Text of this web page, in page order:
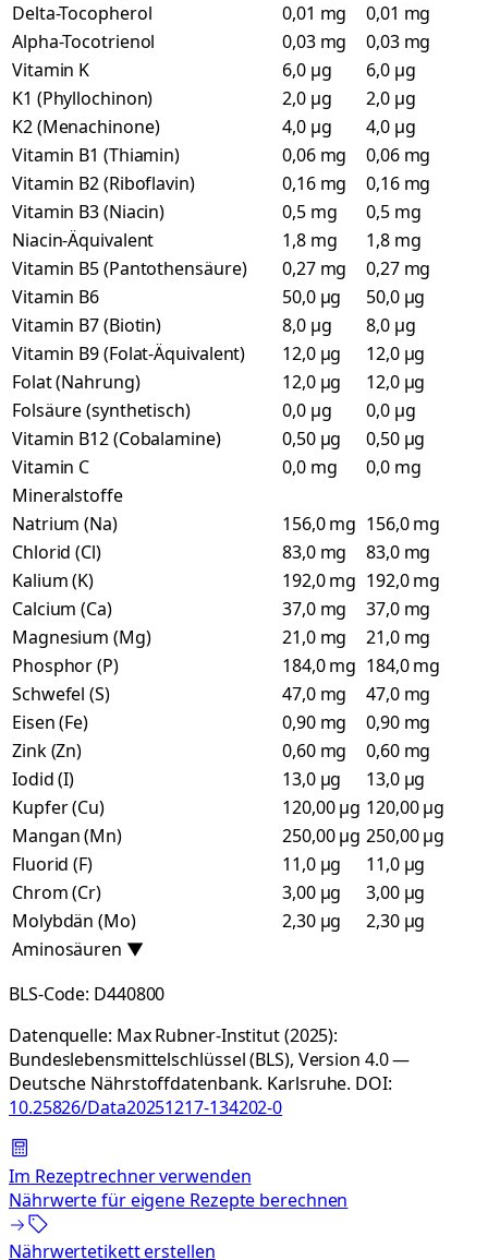
Delta-Tocopherol
0,01 mg
0,01 mg
Alpha-Tocotrienol
0,03 mg
0,03 mg
Vitamin K
6,0 µg
6,0 µg
K1 (Phyllochinon)
2,0 µg
2,0 µg
K2 (Menachinone)
4,0 µg
4,0 µg
Vitamin B1 (Thiamin)
0,06 mg
0,06 mg
Vitamin B2 (Riboflavin)
0,16 mg
0,16 mg
Vitamin B3 (Niacin)
0,5 mg
0,5 mg
Niacin-Äquivalent
1,8 mg
1,8 mg
Vitamin B5 (Pantothensäure)
0,27 mg
0,27 mg
Vitamin B6
50,0 µg
50,0 µg
Vitamin B7 (Biotin)
8,0 µg
8,0 µg
Vitamin B9 (Folat-Äquivalent)
12,0 µg
12,0 µg
Folat (Nahrung)
12,0 µg
12,0 µg
Folsäure (synthetisch)
0,0 µg
0,0 µg
Vitamin B12 (Cobalamine)
0,50 µg
0,50 µg
Vitamin C
0,0 mg
0,0 mg
Mineralstoffe
Natrium (Na)
156,0 mg 156,0 mg
Chlorid (Cl)
83,0 mg
83,0 mg
Kalium (K)
192,0 mg 192,0 mg
Calcium (Ca)
37,0 mg
37,0 mg
Magnesium (Mg)
21,0 mg
21,0 mg
Phosphor (P)
184,0 mg 184,0 mg
Schwefel (S)
47,0 mg
47,0 mg
Eisen (Fe)
0,90 mg
0,90 mg
Zink (Zn)
0,60 mg
0,60 mg
Iodid (I)
13,0 µg
13,0 µg
Kupfer (Cu)
120,00 µg 120,00 µg
Mangan (Mn)
250,00 µg 250,00 µg
Fluorid (F)
11,0 µg
11,0 µg
Chrom (Cr)
3,00 µg
3,00 µg
Molybdän (Mo)
2,30 µg
2,30 µg
Aminosäuren ▼
BLS-Code: D440800
Datenquelle: Max Rubner-Institut (2025):
Bundeslebensmittelschlüssel (BLS), Version 4.0 —
Deutsche Nährstoffdatenbank. Karlsruhe. DOI:
10.25826/Data20251217-134202-0
Im Rezeptrechner verwenden
Nährwerte für eigene Rezepte berechnen
Nährwertetikett erstellen